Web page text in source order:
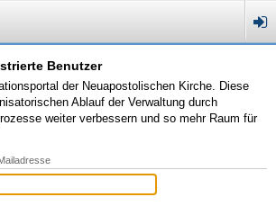
Benutzer
der Neuapostolischen Kirche. Diese
Ablauf der Verwaltung durch
weiter verbessern und so mehr Raum für